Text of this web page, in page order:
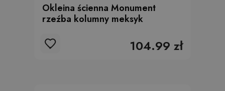
Okleina ścienna Monument
rzeźba kolumny meksyk
104.99 zł